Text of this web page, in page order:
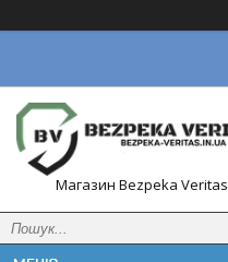
Магазин Bezpeka Veritas